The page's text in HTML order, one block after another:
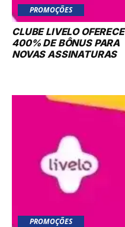
PROMOÇÕES
CLUBE LIVELO OFERECE
400% DE BÔNUS PARA
NOVAS ASSINATURAS
PROMOÇÕES